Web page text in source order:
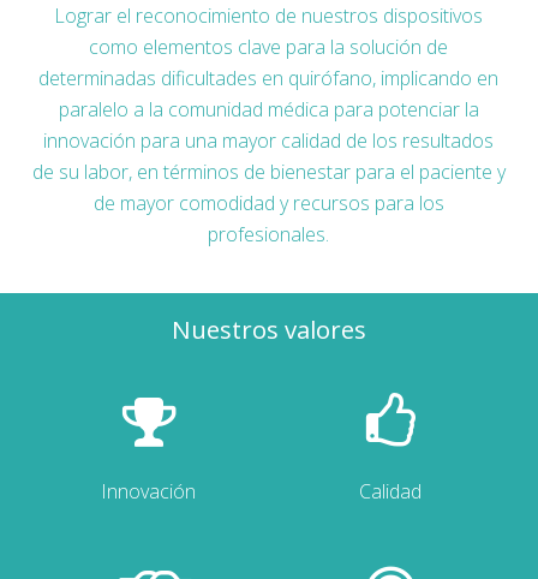
Lograr el reconocimiento de nuestros dispositivos
como elementos clave para la solución de
determinadas dificultades en quirófano, implicando en
paralelo a la comunidad médica para potenciar la
innovación para una mayor calidad de los resultados
de su labor, en términos de bienestar para el paciente y
de mayor comodidad y recursos para los
profesionales.
Nuestros valores
Innovación Calidad